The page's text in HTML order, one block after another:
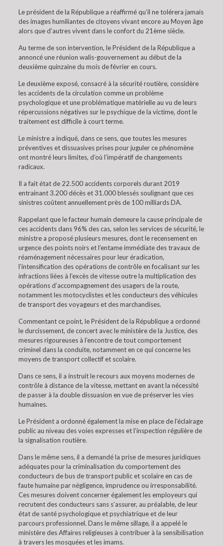
Le président de la République a réaffirmé qu’il ne tolérera jamais
des images humiliantes de citoyens vivant encore au Moyen âge
alors que d’autres vivent dans le confort du 21ème siècle.
Au terme de son intervention, le Président de la République a
annoncé une réunion walis-gouvernement au début de la
deuxième quinzaine du mois de février en cours.
Le deuxième exposé, consacré à la sécurité routière, considère
les accidents de la circulation comme un problème
psychologique et une problématique matérielle au vu de leurs
répercussions négatives sur le psychique de la victime, dont le
traitement est difficile à court terme.
Le ministre a indiqué, dans ce sens, que toutes les mesures
préventives et dissuasives prises pour juguler ce phénomène
ont montré leurs limites, d’où l’impératif de changements
radicaux.
Il a fait état de 22.500 accidents corporels durant 2019
entrainant 3.200 décès et 31.000 blessés soulignant que ces
sinistres coûtent annuellement près de 100 milliards DA.
Rappelant que le facteur humain demeure la cause principale de
ces accidents dans 96% des cas, selon les services de sécurité, le
ministre a proposé plusieurs mesures, dont le recensement en
urgence des points noirs et l’entame immédiate des travaux de
réaménagement nécessaires pour leur éradication,
l’intensification des opérations de contrôle en focalisant sur les
infractions liées à l’excès de vitesse outre la multiplication des
opérations d’accompagnement des usagers de la route,
notamment les motocyclistes et les conducteurs des véhicules
de transport des voyageurs et des marchandises.
Commentant ce point, le Président de la République a ordonné
le durcissement, de concert avec le ministère de la Justice, des
mesures rigoureuses à l’encontre de tout comportement
criminel dans la conduite, notamment en ce qui concerne les
moyens de transport collectif et scolaire.
Dans ce sens, il a instruit le recours aux moyens modernes de
contrôle à distance de la vitesse, mettant en avant la nécessité
de passer à la double dissuasion en vue de préserver les vies
humaines.
Le Président a ordonné également la mise en place de l’éclairage
public au niveau des voies expresses et l’inspection régulière de
la signalisation routière.
Dans le même sens, il a demandé la prise de mesures juridiques
adéquates pour la criminalisation du comportement des
conducteurs de bus de transport public et scolaire en cas de
faute humaine par négligence, imprudence ou irresponsabilité.
Ces mesures doivent concerner également les employeurs qui
recrutent des conducteurs sans s’assurer, au préalable, de leur
état de santé psychologique et psychiatrique et de leur
parcours professionnel. Dans le même sillage, il a appelé le
ministère des Affaires religieuses à contribuer à la sensibilisation
à travers les mosquées et les imams.